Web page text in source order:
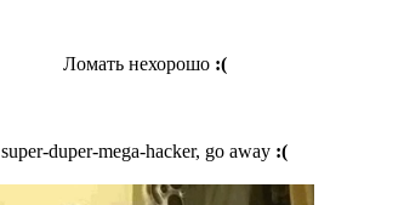
Ломать нехорошо :(
super-duper-mega-hacker, go away :(